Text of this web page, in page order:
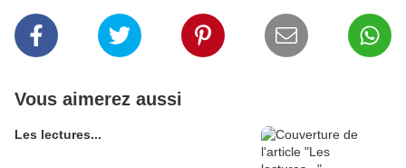
Vous aimerez aussi
Les lectures...